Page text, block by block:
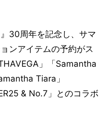
30周年を記念し、サマ
ンアイテムの予約がス
」「Samantha
Tiara」
& No.7」とのコラボ